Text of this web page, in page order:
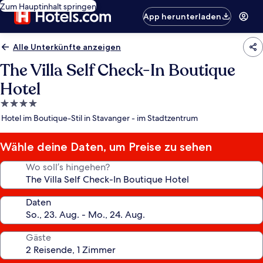
Zum Hauptinhalt springen
App herunterladen
Alle Unterkünfte anzeigen
The Villa Self Check-In Boutique
Hotel
4.0-
Sterne-
Hotel im Boutique-Stil in Stavanger - im Stadtzentrum
Wähle deine Daten, um Preise zu sehen
Wo soll’s hingehen?
Daten
Gäste